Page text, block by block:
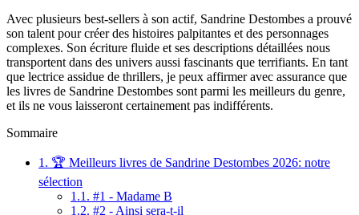
Avec plusieurs best-sellers à son actif, Sandrine Destombes a prouvé
son talent pour créer des histoires palpitantes et des personnages
complexes. Son écriture fluide et ses descriptions détaillées nous
transportent dans des univers aussi fascinants que terrifiants. En tant
que lectrice assidue de thrillers, je peux affirmer avec assurance que
les livres de Sandrine Destombes sont parmi les meilleurs du genre,
et ils ne vous laisseront certainement pas indifférents.
Sommaire
1. 🏆 Meilleurs livres de Sandrine Destombes 2026: notre
sélection
1.1. #1 - Madame B
1.2. #2 - Ainsi sera-t-il